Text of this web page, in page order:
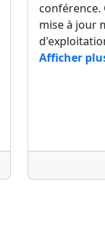
conférence.
mise à jour
Afficher